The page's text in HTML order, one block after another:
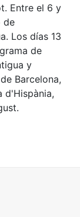
Entre el 6 y
de
Los días 13
de
y
Barcelona,
d'Hispània,